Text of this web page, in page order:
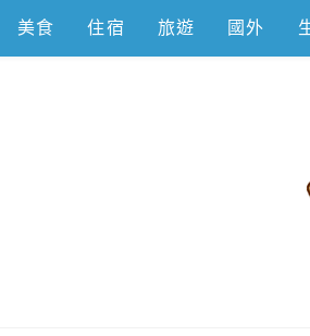
美食 住宿 旅遊 國外